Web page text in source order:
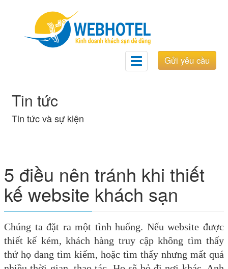
Gửi yêu cầu
Toggle
navigation
Tin tức
Tin tức và sự kiện
5 điều nên tránh khi thiết
kế website khách sạn
Chúng ta đặt ra một tình huống. Nếu website được
thiết kế kém, khách hàng truy cập không tìm thấy
thứ họ đang tìm kiếm, hoặc tìm thấy nhưng mất quá